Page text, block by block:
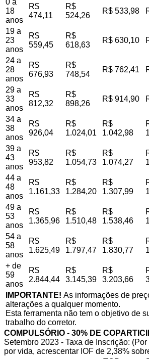
0 a
18
anos
R$
474,11
R$
524,26
R$ 533,98
19 a
23
anos
R$
559,45
R$
618,63
R$ 630,10
24 a
28
anos
R$
676,93
R$
748,54
R$ 762,41
29 a
33
anos
R$
812,32
R$
898,26
R$ 914,90
34 a
38
anos
R$
926,04
R$
1.024,01
R$
1.042,98
39 a
43
anos
R$
953,82
R$
1.054,73
R$
1.074,27
44 a
48
anos
R$
1.161,33
R$
1.284,20
R$
1.307,99
49 a
53
anos
R$
1.365,96
R$
1.510,48
R$
1.538,46
54 a
58
anos
R$
1.625,49
R$
1.797,47
R$
1.830,77
+ de
59
anos
R$
2.844,44
R$
3.145,39
R$
3.203,66
IMPORTANTE! As informações de
alterações a qualquer momento.
Esta ferramenta não tem o objetivo de
trabalho do corretor.
COMPULSÓRIO - 30% DE
Setembro 2023 - Taxa de Inscrição:
por vida, acrescentar IOF de 2,38%